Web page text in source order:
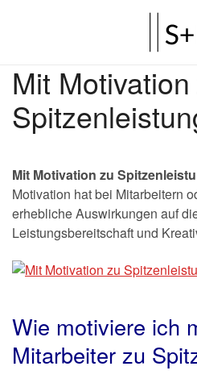
Mit
Mit Motivation zu
Motivation hat bei Mitarbeitern
erhebliche Auswirkungen auf
Leistungsbereitschaft und
Wie motiviere ich
Mitarbeiter zu